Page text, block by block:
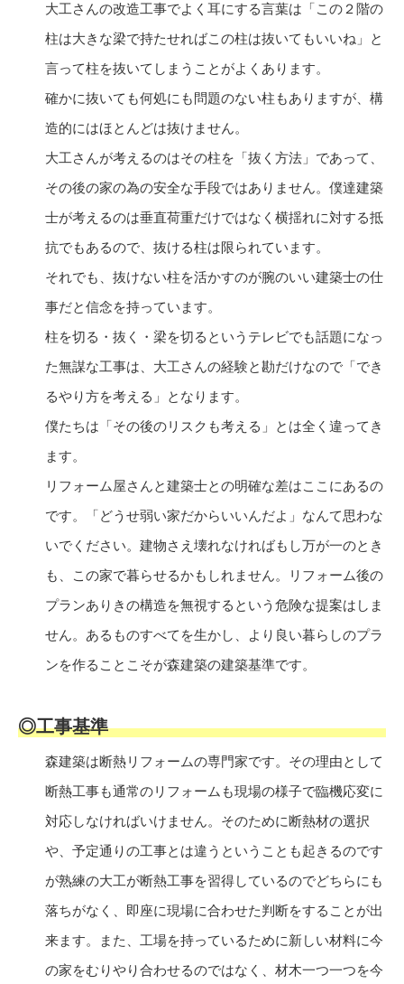
大工さんの改造工事でよく耳にする言葉は「この２階の
柱は大きな梁で持たせればこの柱は抜いてもいいね」と
言って柱を抜いてしまうことがよくあります。
確かに抜いても何処にも問題のない柱もありますが、構
造的にはほとんどは抜けません。
大工さんが考えるのはその柱を「抜く方法」であって、
その後の家の為の安全な手段ではありません。僕達建築
士が考えるのは垂直荷重だけではなく横揺れに対する抵
抗でもあるので、抜ける柱は限られています。
それでも、抜けない柱を活かすのが腕のいい建築士の仕
事だと信念を持っています。
柱を切る・抜く・梁を切るというテレビでも話題になっ
た無謀な工事は、大工さんの経験と勘だけなので「でき
るやり方を考える」となります。
僕たちは「その後のリスクも考える」とは全く違ってき
ます。
リフォーム屋さんと建築士との明確な差はここにあるの
です。「どうせ弱い家だからいいんだよ」なんて思わな
いでください。建物さえ壊れなければもし万が一のとき
も、この家で暮らせるかもしれません。リフォーム後の
プランありきの構造を無視するという危険な提案はしま
せん。あるものすべてを生かし、より良い暮らしのプラ
ンを作ることこそが森建築の建築基準です。
◎工事基準
森建築は断熱リフォームの専門家です。その理由として
断熱工事も通常のリフォームも現場の様子で臨機応変に
対応しなければいけません。そのために断熱材の選択
や、予定通りの工事とは違うということも起きるのです
が熟練の大工が断熱工事を習得しているのでどちらにも
落ちがなく、即座に現場に合わせた判断をすることが出
来ます。また、工場を持っているために新しい材料に今
の家をむりやり合わせるのではなく、材木一つ一つを今